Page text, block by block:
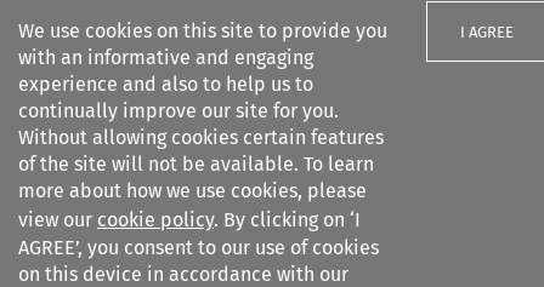
We use cookies on this site to provide you
with an informative and engaging
experience and also to help us to
continually improve our site for you.
Without allowing cookies certain features
of the site will not be available. To learn
more about how we use cookies, please
view our cookie policy. By clicking on ‘I
AGREE’, you consent to our use of cookies
on this device in accordance with our
I AGREE
Search filters
b-Arbitra %7C Belgian Review
of Arbitrat...